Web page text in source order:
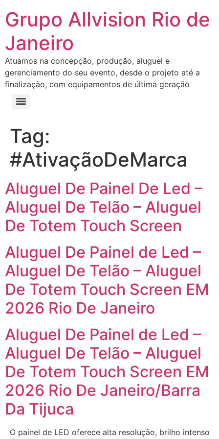
Grupo Allvision Rio de
Janeiro
Atuamos na concepção, produção, aluguel e
gerenciamento do seu evento, desde o projeto até a
finalização, com equipamentos de última geração
Tag:
#AtivaçãoDeMarca
Aluguel De Painel De Led –
Aluguel De Telão – Aluguel
De Totem Touch Screen
Aluguel De Painel de Led –
Aluguel De Telão – Aluguel
De Totem Touch Screen EM
2026 Rio De Janeiro
Aluguel De Painel de Led –
Aluguel De Telão – Aluguel
De Totem Touch Screen EM
2026 Rio De Janeiro/Barra
Da Tijuca
O painel de LED oferece alta resolução, brilho intenso